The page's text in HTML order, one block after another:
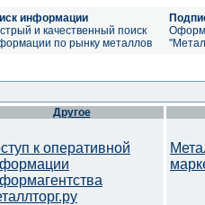
информации
и качественный поиск
по рынку металлов
Другое
к оперативной